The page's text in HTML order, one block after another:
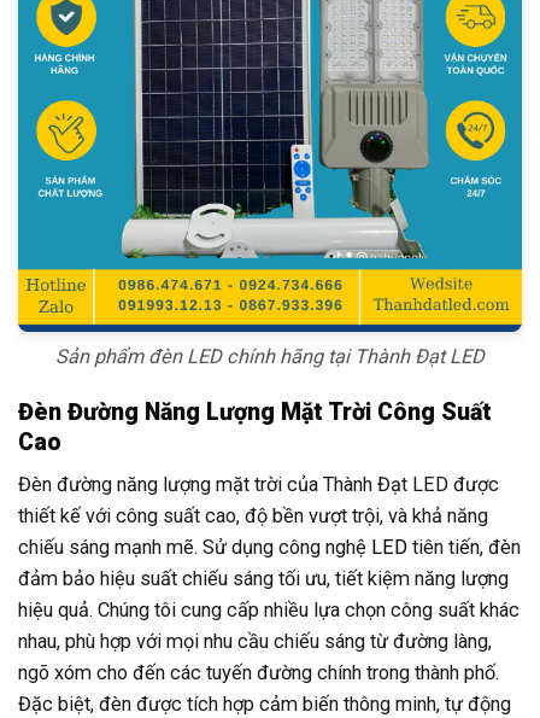
Sản phẩm đèn LED chính hãng tại Thành Đạt LED
Đèn Đường Năng Lượng Mặt Trời Công Suất
Cao
Đèn đường năng lượng mặt trời của Thành Đạt LED được
thiết kế với công suất cao, độ bền vượt trội, và khả năng
chiếu sáng mạnh mẽ. Sử dụng công nghệ LED tiên tiến, đèn
đảm bảo hiệu suất chiếu sáng tối ưu, tiết kiệm năng lượng
hiệu quả. Chúng tôi cung cấp nhiều lựa chọn công suất khác
nhau, phù hợp với mọi nhu cầu chiếu sáng từ đường làng,
ngõ xóm cho đến các tuyến đường chính trong thành phố.
Đặc biệt, đèn được tích hợp cảm biến thông minh, tự động